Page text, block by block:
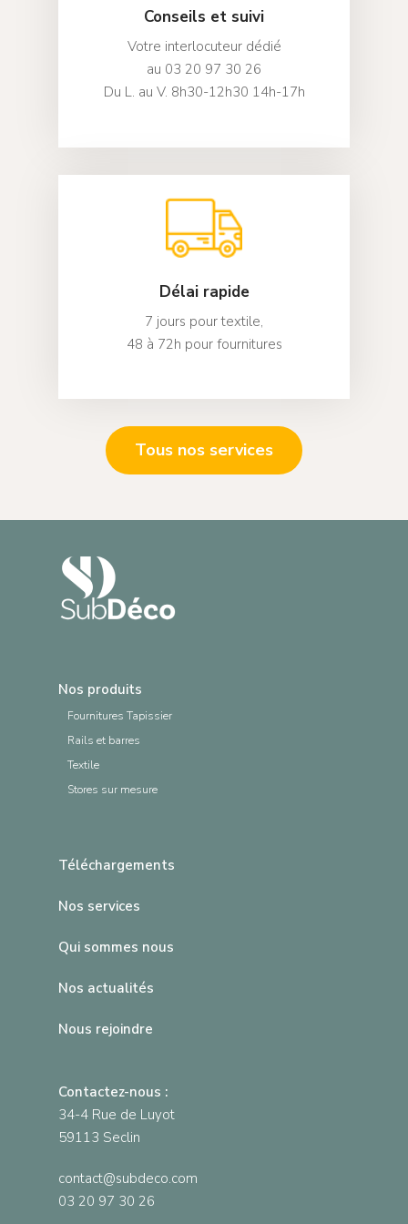
Conseils et suivi
Votre interlocuteur dédié
au 03 20 97 30 26
Du L. au V. 8h30-12h30 14h-17h
Délai rapide
7 jours pour textile,
48 à 72h pour fournitures
Tous nos services
Nos produits
Fournitures Tapissier
Rails et barres
Textile
Stores sur mesure
Téléchargements
Nos services
Qui sommes nous
Nos actualités
Nous rejoindre
Contactez-nous :
34-4 Rue de Luyot
59113 Seclin
contact@subdeco.com
03 20 97 30 26
Stores Bateaux
SD Bâti
Contact
Mon compte